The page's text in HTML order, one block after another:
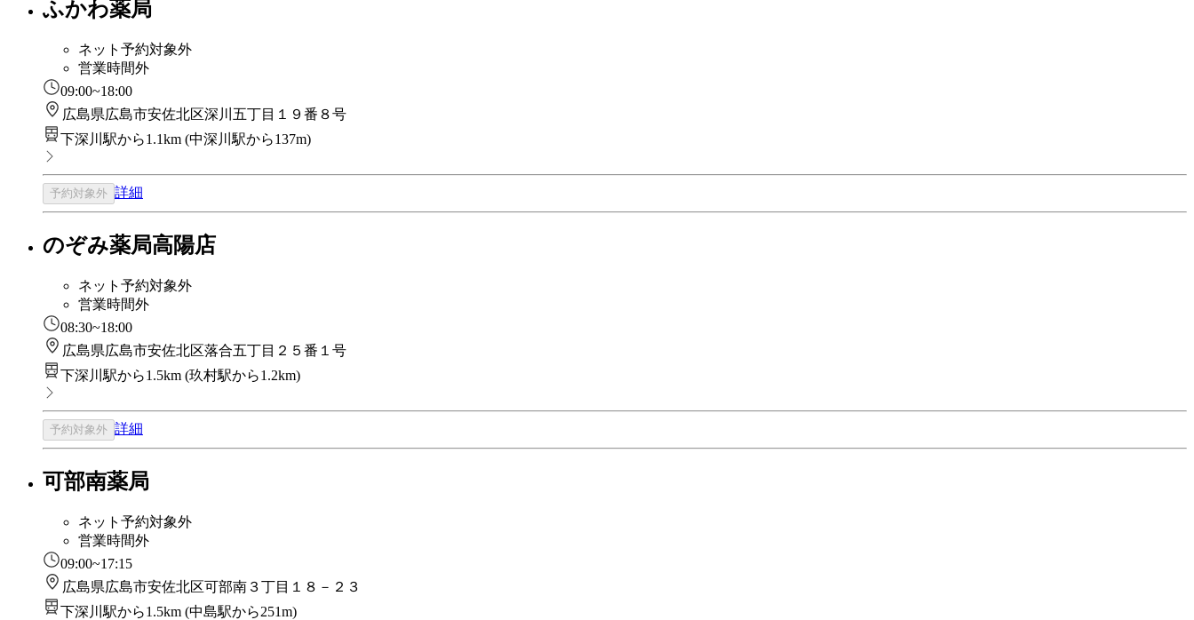
ふかわ薬局
ネット予約対象外
営業時間外
09:00~18:00
広島県広島市安佐北区深川五丁目１９番８号
下深川駅から1.1km (中深川駅から137m)
予約対象外 詳細
のぞみ薬局高陽店
ネット予約対象外
営業時間外
08:30~18:00
広島県広島市安佐北区落合五丁目２５番１号
下深川駅から1.5km (玖村駅から1.2km)
予約対象外 詳細
可部南薬局
ネット予約対象外
営業時間外
09:00~17:15
広島県広島市安佐北区可部南３丁目１８－２３
下深川駅から1.5km (中島駅から251m)